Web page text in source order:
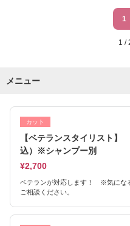
1
1 /
メニュー
カット
【ベテランスタイリスト
込）※シャンプー別
¥2,700
ベテランが対応します！ ※気にな
ご相談ください。